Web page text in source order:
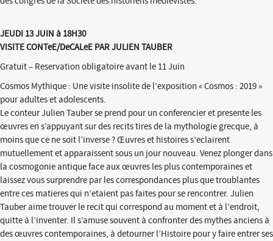
JEUDI 13 JUIN à 18H30
VISITE CONTeE/DeCALeE PAR JULIEN TAUBER
Gratuit – Reservation obligatoire avant le 11 Juin
Cosmos Mythique : Une visite insolite de l’exposition « Cosmos : 2019 »
pour adultes et adolescents.
Le conteur Julien Tauber se prend pour un conferencier et presente les
œuvres en s’appuyant sur des recits tires de la mythologie grecque, à
moins que ce ne soit l’inverse ? Œuvres et histoires s’eclairent
mutuellement et apparaissent sous un jour nouveau. Venez plonger dans
la cosmogonie antique face aux œuvres les plus contemporaines et
laissez vous surprendre par les correspondances plus que troublantes
entre ces matieres qui n’etaient pas faites pour se rencontrer. Julien
Tauber aime trouver le recit qui correspond au moment et à l’endroit,
quitte à l’inventer. Il s’amuse souvent à confronter des mythes anciens à
des œuvres contemporaines, à detourner l’Histoire pour y faire entrer ses